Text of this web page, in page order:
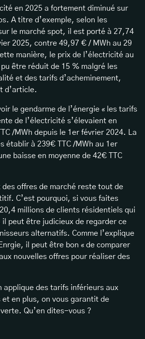
en 2025 a fortement diminué sur
A titre d’exemple, selon les
le marché spot, il est porté à 27,74
2025, contre 49,97 € / MWh au 29
manière, le prix de l’électricité au
être réduit de 15 % malgré les
et des tarifs d’acheminement,
d’article.
le gendarme de l’énergie « les tarifs
de l’électricité s’élevaient en
/MWh depuis le 1er février 2024. La
établir à 239€ TTC /MWh au 1er
baisse en moyenne de 42€ TTC
offres de marché reste tout de
C’est pourquoi, si vous faites
millions de clients résidentiels qui
il peut être judicieux de regarder ce
alternatifs. Comme l’explique
il peut être bon « de comparer
nouvelles offres pour réaliser des
applique des tarifs inférieurs aux
en plus, on vous garantit de
Qu’en dites-vous ?